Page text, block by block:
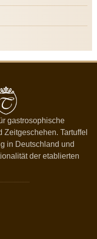
gastrosophische
Tartuffel
in Deutschland und
der etablierten